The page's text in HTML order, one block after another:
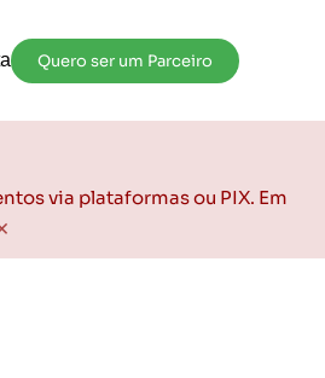
Quero ser um Parceiro
via plataformas ou PIX. Em